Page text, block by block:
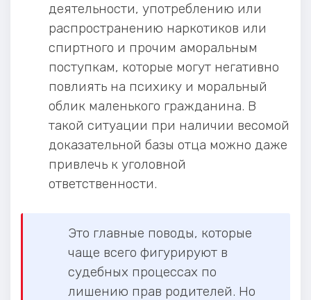
деятельности, употреблению или
распространению наркотиков или
спиртного и прочим аморальным
поступкам, которые могут негативно
повлиять на психику и моральный
облик маленького гражданина. В
такой ситуации при наличии весомой
доказательной базы отца можно даже
привлечь к уголовной
ответственности.
Это главные поводы, которые
чаще всего фигурируют в
судебных процессах по
лишению прав родителей. Но